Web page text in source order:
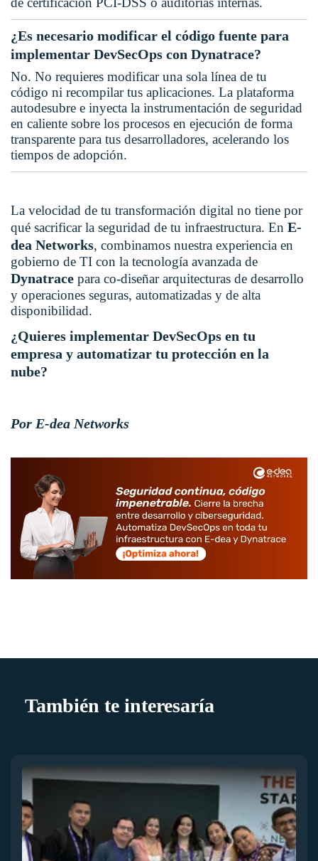
¿Es necesario modificar el código fuente para
implementar DevSecOps con Dynatrace?
No. No requieres modificar una sola línea de tu
código ni recompilar tus aplicaciones. La plataforma
autodesubre e inyecta la instrumentación de seguridad
en caliente sobre los procesos en ejecución de forma
transparente para tus desarrolladores, acelerando los
tiempos de adopción.
La velocidad de tu transformación digital no tiene por
qué sacrificar la seguridad de tu infraestructura. En E-
dea Networks, combinamos nuestra experiencia en
gobierno de TI con la tecnología avanzada de
Dynatrace para co-diseñar arquitecturas de desarrollo
y operaciones seguras, automatizadas y de alta
disponibilidad.
¿Quieres implementar DevSecOps en tu
empresa y automatizar tu protección en la
nube?
Por E-dea Networks
También te interesaría